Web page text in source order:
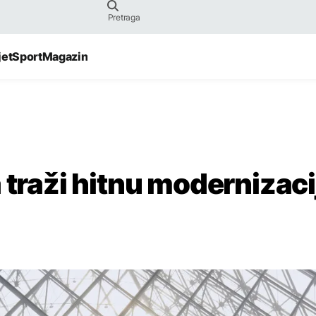
SportMagazin
traži hitnu